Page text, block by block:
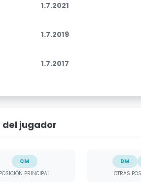
1.7.2021
1.7.2019
1.7.2017
del jugador
CM
POSICIÓN PRINCIPAL
DM
OTRAS